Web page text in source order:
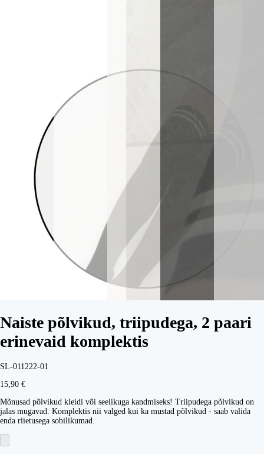
Naiste põlvikud, triipudega, 2 paari
erinevaid komplektis
SL-011222-01
15,90 €
Mõnusad põlvikud kleidi või seelikuga kandmiseks! Triipudega põlvikud on
jalas mugavad. Komplektis nii valged kui ka mustad põlvikud - saab valida
enda riietusega sobilikumad.